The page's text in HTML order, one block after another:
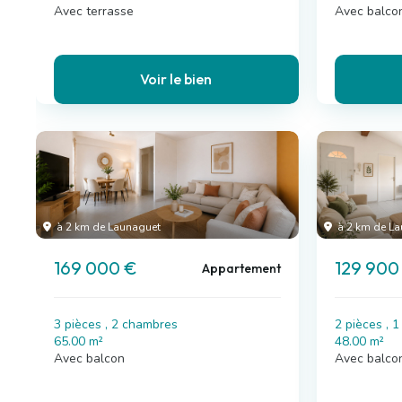
Avec terrasse
Voir le bien
Avec
à 2 km de Launaguet
169 000 € Appartement
3 pièces , 2 chambres
65.00 m²
Avec balcon
à 2 km de
129
2 pièces ,
48.00 m²
Avec